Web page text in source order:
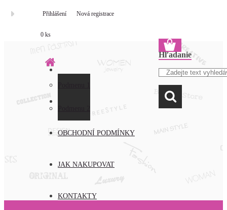
OBCHODNÍ PODMÍNKY
JAK NAKUPOVAT
KONTAKTY
Hľadanie
Přihlášení Nová registrace
0 ks